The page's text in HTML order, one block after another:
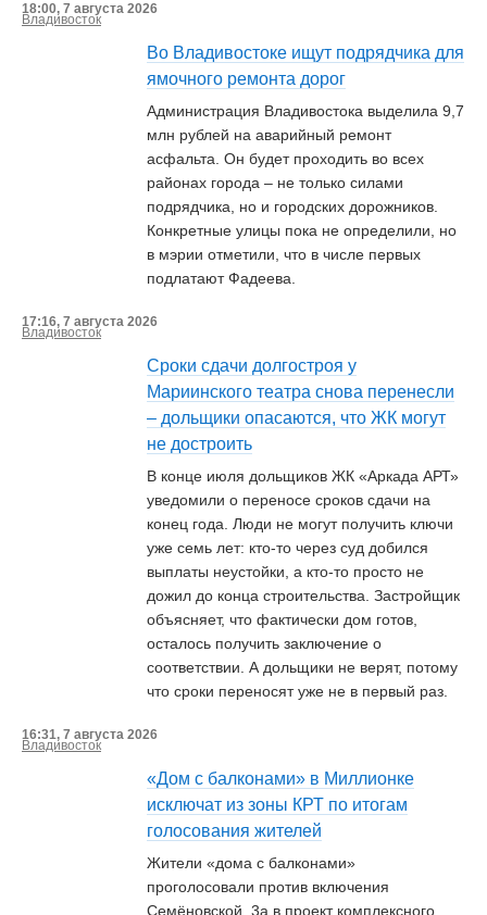
18:00, 7 августа 2026
Владивосток
Во Владивостоке ищут подрядчика для
ямочного ремонта дорог
Администрация Владивостока выделила 9,7
млн рублей на аварийный ремонт
асфальта. Он будет проходить во всех
районах города – не только силами
подрядчика, но и городских дорожников.
Конкретные улицы пока не определили, но
в мэрии отметили, что в числе первых
подлатают Фадеева.
17:16, 7 августа 2026
Владивосток
Сроки сдачи долгостроя у
Мариинского театра снова перенесли
– дольщики опасаются, что ЖК могут
не достроить
В конце июля дольщиков ЖК «Аркада АРТ»
уведомили о переносе сроков сдачи на
конец года. Люди не могут получить ключи
уже семь лет: кто-то через суд добился
выплаты неустойки, а кто-то просто не
дожил до конца строительства. Застройщик
объясняет, что фактически дом готов,
осталось получить заключение о
соответствии. А дольщики не верят, потому
что сроки переносят уже не в первый раз.
16:31, 7 августа 2026
Владивосток
«Дом с балконами» в Миллионке
исключат из зоны КРТ по итогам
голосования жителей
Жители «дома с балконами»
проголосовали против включения
Семёновской, 3а в проект комплексного